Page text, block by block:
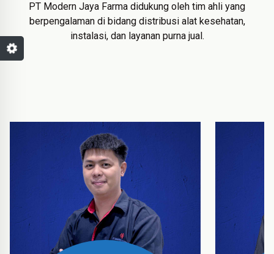
PT Modern Jaya Farma didukung oleh tim ahli yang
berpengalaman di bidang distribusi alat kesehatan,
instalasi, dan layanan purna jual.